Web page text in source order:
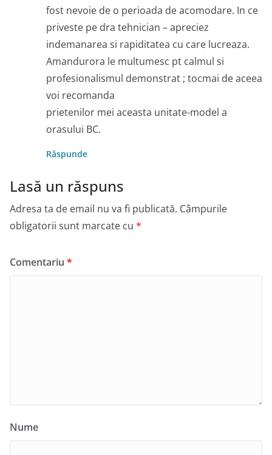
fost nevoie de o perioada de acomodare. In ce
priveste pe dra tehnician – apreciez
indemanarea si rapiditatea cu care lucreaza.
Amandurora le multumesc pt calmul si
profesionalismul demonstrat ; tocmai de aceea
voi recomanda
prietenilor mei aceasta unitate-model a
orasului BC.
Răspunde
Lasă un răspuns
Adresa ta de email nu va fi publicată. Câmpurile
obligatorii sunt marcate cu *
Comentariu *
Nume